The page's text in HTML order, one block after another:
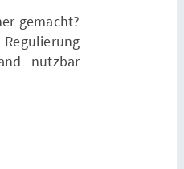
gemacht?
nutzbar